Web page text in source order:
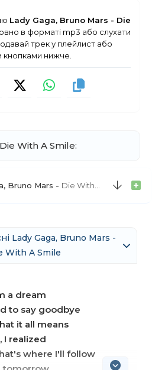
Lady Gaga, Bruno Mars - Die
в форматі mp3 або слухати
трек у плейлист або
кнопками нижче.
With A Smile:
Bruno Mars Die With A Smile (рінгтон)
Lady Gaga, Bruno Mars -
With A Smile
a dream
to say goodbye
it all means
I realized
where I'll follow